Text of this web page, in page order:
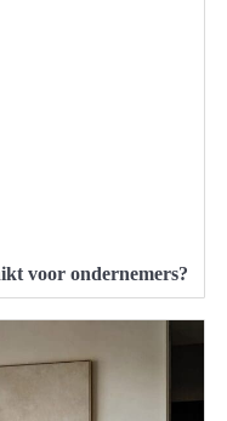
voor ondernemers?